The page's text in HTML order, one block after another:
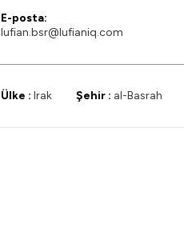
E-posta:
lufian.bsr@lufianiq.com
Ülke : Irak Şehir : al-Basrah